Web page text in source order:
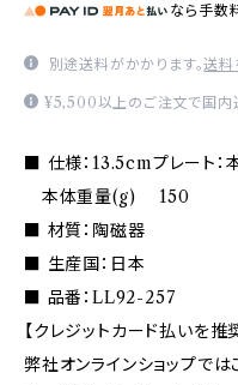
なら 手数
別途送料がかかります。送料
¥5,500以上のご注文で国内
■ 仕様：13.5cmプレー
本体重量(g) 150
■ 材質：陶磁器
■ 生産国：日本
■ 品番：LL92-257
【クレジットカード払いを推
弊社オンラインショップで